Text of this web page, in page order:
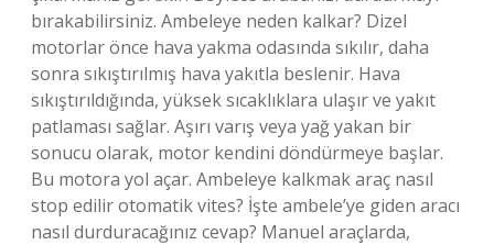
bırakabilirsiniz. Ambeleye neden kalkar? Dizel
motorlar önce hava yakma odasında sıkılır, daha
sonra sıkıştırılmış hava yakıtla beslenir. Hava
sıkıştırıldığında, yüksek sıcaklıklara ulaşır ve yakıt
patlaması sağlar. Aşırı varış veya yağ yakan bir
sonucu olarak, motor kendini döndürmeye başlar.
Bu motora yol açar. Ambeleye kalkmak araç nasıl
stop edilir otomatik vites? İşte ambele’ye giden aracı
nasıl durduracağınız cevap? Manuel araçlarda,